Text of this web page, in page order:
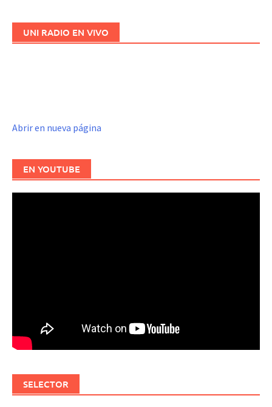
entradas
UNI RADIO EN VIVO
Abrir en nueva página
EN YOUTUBE
SELECTOR